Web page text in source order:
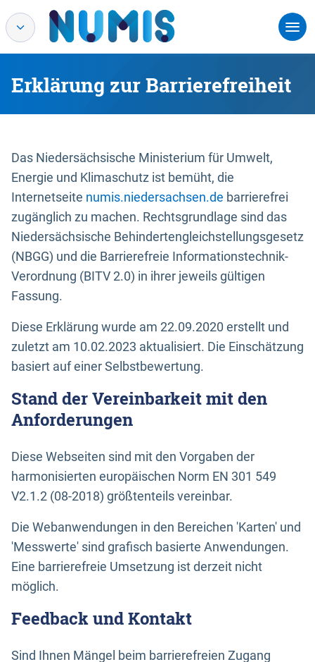
Erklärung zur Barrierefreiheit
Das Niedersächsische Ministerium für Umwelt,
Energie und Klimaschutz ist bemüht, die
Internetseite numis.niedersachsen.de barrierefrei
zugänglich zu machen. Rechtsgrundlage sind das
Niedersächsische Behindertengleichstellungsgesetz
(NBGG) und die Barrierefreie Informationstechnik-
Verordnung (BITV 2.0) in ihrer jeweils gültigen
Fassung.
Diese Erklärung wurde am 22.09.2020 erstellt und
zuletzt am 10.02.2023 aktualisiert. Die Einschätzung
basiert auf einer Selbstbewertung.
Stand der Vereinbarkeit mit den
Anforderungen
Diese Webseiten sind mit den Vorgaben der
harmonisierten europäischen Norm EN 301 549
V2.1.2 (08-2018) größtenteils vereinbar.
Die Webanwendungen in den Bereichen 'Karten' und
'Messwerte' sind grafisch basierte Anwendungen.
Eine barrierefreie Umsetzung ist derzeit nicht
möglich.
Feedback und Kontakt
Sind Ihnen Mängel beim barrierefreien Zugang